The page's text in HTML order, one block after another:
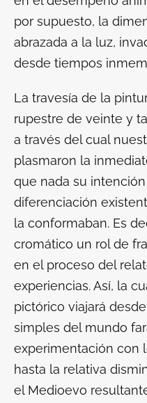
por supuesto, la
abrazada a la luz,
desde tiempos
La travesía de la
rupestre de veinte y
a través del cual
plasmaron la
que nada su
diferenciación
la conformaban. Es
cromático un rol de
en el proceso del
experiencias. Así, la
pictórico viajará
simples del mundo
experimentación con
hasta la relativa
el Medioevo